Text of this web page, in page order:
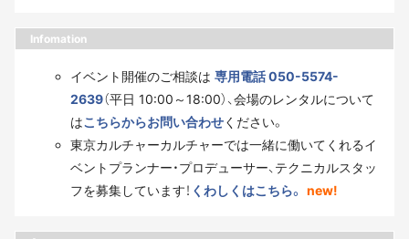
Infomation
イベント開催のご相談は 専用電話 050-5574-
2639（平日 10:00～18:00）、会場のレンタルについて
はこちらからお問い合わせください。
東京カルチャーカルチャーでは一緒に働いてくれるイ
ベントプランナー・プロデューサー、テクニカルスタッ
フを募集しています！ くわしくはこちら。 new!